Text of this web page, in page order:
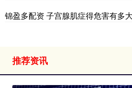
锦盈多配资 子宫腺肌症得危害有多
推荐资讯